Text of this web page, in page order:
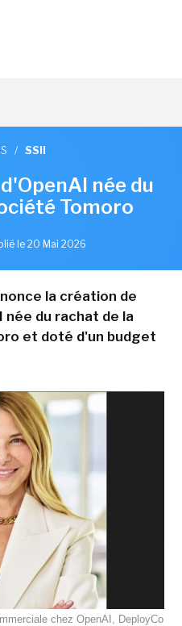
/ SSII
née du
Tomoro
le 20 Mai 2026
la création de
née du rachat de la
et doté d'un budget
chez OpenAI, DeployCo